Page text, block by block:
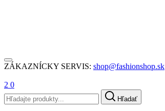
ZÁKAZNÍCKY SERVIS: shop@fashionshop.sk
2 0
Hľadať